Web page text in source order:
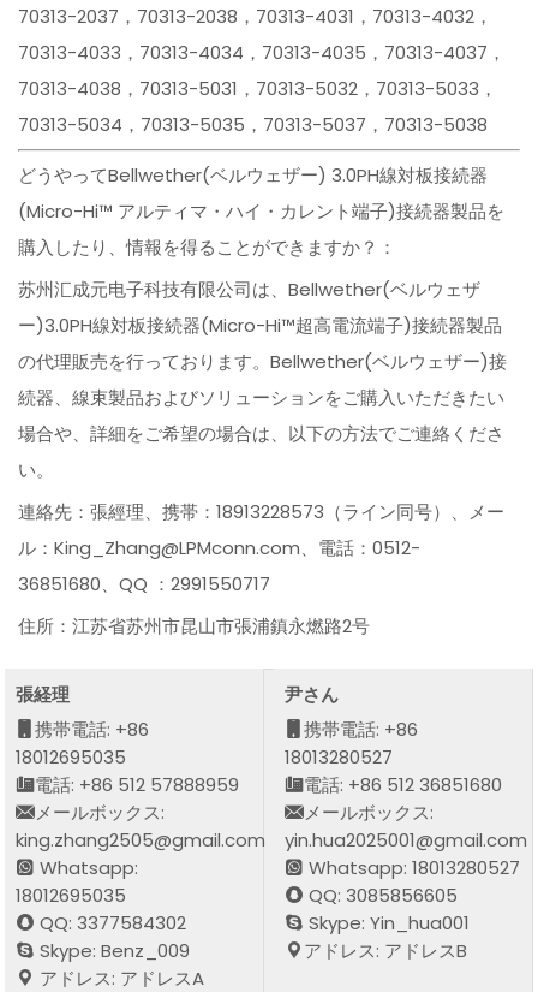
70313-2037，70313-2038，70313-4031，70313-4032，
70313-4033，70313-4034，70313-4035，70313-4037，
70313-4038，70313-5031，70313-5032，70313-5033，
70313-5034，70313-5035，70313-5037，70313-5038
どうやってBellwether(ベルウェザー) 3.0PH線対板接続器
(Micro-Hi™ アルティマ・ハイ・カレント端子)接続器製品を
購入したり、情報を得ることができますか？：
苏州汇成元电子科技有限公司は、Bellwether(ベルウェザ
ー)3.0PH線対板接続器(Micro-Hi™超高電流端子)接続器製品
の代理販売を行っております。Bellwether(ベルウェザー)接
続器、線束製品およびソリューションをご購入いただきたい
場合や、詳細をご希望の場合は、以下の方法でご連絡くださ
い。
連絡先：張經理、携帯：18913228573（ライン同号）、メー
ル：King_Zhang@LPMconn.com、電話：0512-
36851680、QQ ：2991550717
住所：江苏省苏州市昆山市張浦鎮永燃路2号
張経理
携帯電話: +86
18012695035
電話: +86 512 57888959
メールボックス:
king.zhang2505@gmail.com
Whatsapp:
18012695035
QQ: 3377584302
Skype: Benz_009
アドレス: アドレスA
尹さん
携帯電話: +86
18013280527
電話: +86 512 36851680
メールボックス:
yin.hua2025001@gmail.com
Whatsapp: 18013280527
QQ: 3085856605
Skype: Yin_hua001
アドレス: アドレスB